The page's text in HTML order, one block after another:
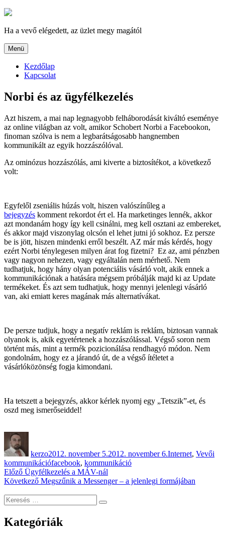
Tartalomhoz
Ha a vevő elégedett, az üzlet megy magától
Menü
Kezdőlap
Kapcsolat
Norbi és az ügyfélkezelés
Azt hiszem, a mai nap legnagyobb felháborodását kiváltó eseménye
az online világban az volt, amikor Schobert Norbi a Facebookon,
finoman szólva is nem a legbarátságosabb hangnemben
kommunikált az egyik hozzászólóval.
Az ominózus hozzászólás, ami kiverte a biztosítékot, a következő
volt:
Egyfelől zseniális húzás volt, hiszen valószínűleg a
bejegyzés komment rekordot ért el. Ha marketinges lennék, akkor
azt mondanám hogy így kell csinálni, meg kell osztani az embereket,
és akkor majd viszonylag olcsón el lehet jutni jó sokhoz. Ez persze
be is jött, hiszen mindenki erről beszélt. AZ már más kérdés, hogy
ezért Norbi ténylegesen milyen árat fog fizetni? Ez az, ami pénzben
vagy nagyon nehezen, vagy egyáltalán nem mérhető. Nem
tudhatjuk, hogy hány olyan potenciális vásárló volt, akik ennek a
kommunikációnak a hatására mégsem próbálják majd ki az Update
termékeket. És azt sem tudhatjuk, hogy mennyi jelenlegi vásárló
van, aki emiatt keres magának más alternatívákat.
De persze tudjuk, hogy a negatív reklám is reklám, biztosan vannak
olyanok is, akik egyetértenek a hozzászólással. Végső soron nem
történt más, mint a termék pozicionálása rendhagyó módon. Nem
gondolnám, hogy ez a járandó út, de a végső ítéletet a
vásárlóközönség fogja kimondani.
Ha tetszett a bejegyzés, akkor kérlek nyomj egy „Tetszik”-et, és
oszd meg ismerőseiddel!
kerzo2012. november 5.2012. november 6.Internet, Vevői
kommunikációCímke
facebook, kommunikáció
Bejegyzés
navigáció
Előző Korábbi
bejegyzés:
Ügyfélkezelés a MÁV-nál
Következő Következő
Megszűnik a Messenger – a jelenlegi formájában
Keresés
a
következő
kifejezésre:
Keresés
Kategóriák